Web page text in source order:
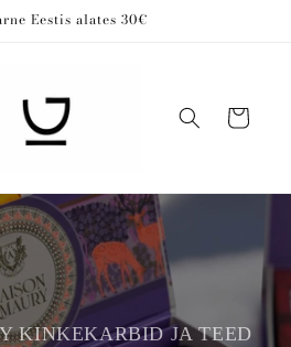
Eestis alates 30€
Cart
KINKEKARBID JA TEED